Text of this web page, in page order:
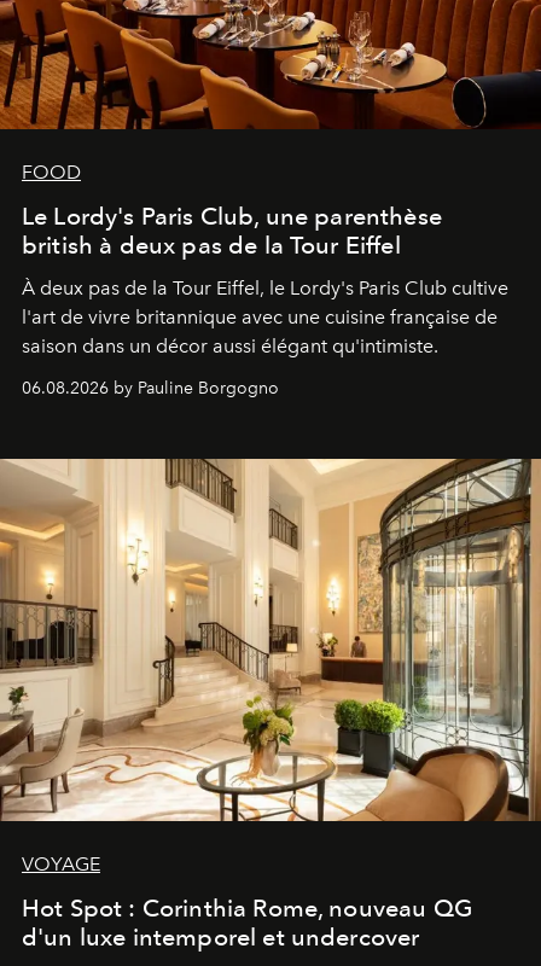
FOOD
Le Lordy's Paris Club, une parenthèse
british à deux pas de la Tour Eiffel
À deux pas de la Tour Eiffel, le Lordy's Paris Club cultive
l'art de vivre britannique avec une cuisine française de
saison dans un décor aussi élégant qu'intimiste.
06.08.2026 by Pauline Borgogno
VOYAGE
Hot Spot : Corinthia Rome, nouveau QG
d'un luxe intemporel et undercover